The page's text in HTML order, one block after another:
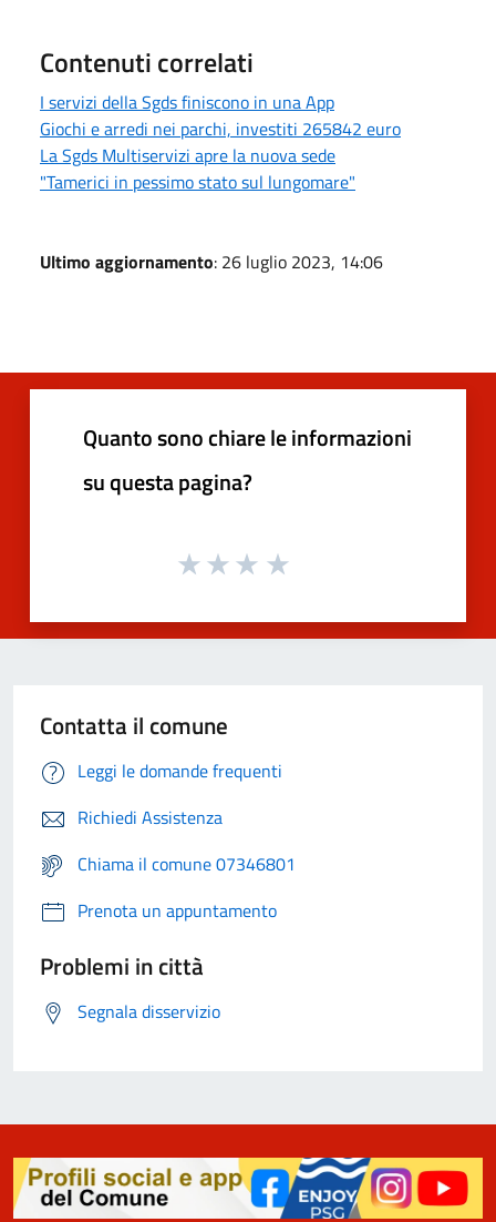
Contenuti correlati
I servizi della Sgds finiscono in una App
Giochi e arredi nei parchi, investiti 265842 euro
La Sgds Multiservizi apre la nuova sede
"Tamerici in pessimo stato sul lungomare"
Ultimo aggiornamento: 26 luglio 2023, 14:06
Quanto sono chiare le informazioni
su questa pagina?
Contatta il comune
Leggi le domande frequenti
Richiedi Assistenza
Chiama il comune 07346801
Prenota un appuntamento
Problemi in città
Segnala disservizio